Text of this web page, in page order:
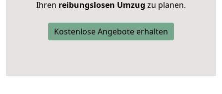
Ihren reibungslosen Umzug zu planen.
Kostenlose Angebote erhalten